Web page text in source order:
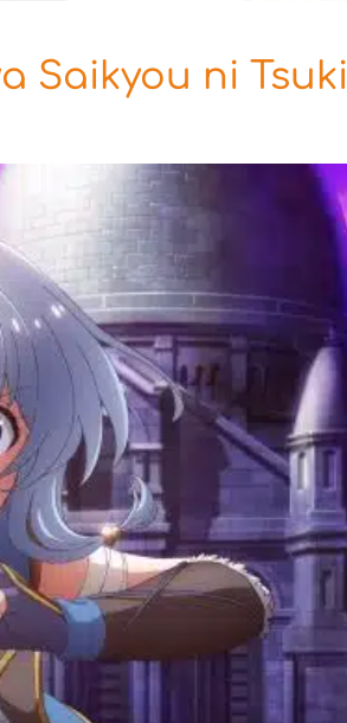
Saikyou ni Tsuki